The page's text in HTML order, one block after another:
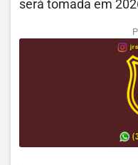
será tomada em